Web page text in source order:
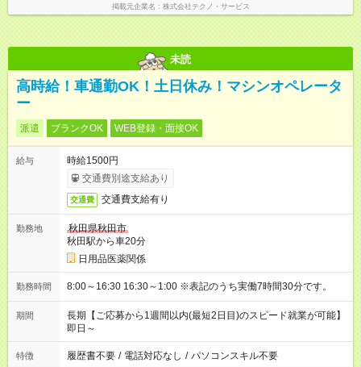
掲載元企業名 株式会社テクノ・サービス
未読
高時給！車通勤OK！土日休み！マシンオペレータ
ー
派遣 ブランクOK WEB登録・面接OK
給与
時給1500円
交通費別途支給あり
交通費 交通費支給有り
勤務地
秋田県秋田市
秋田駅から車20分
日用品医薬関係
勤務時間 8:00～16:30 16:30～1:00 ※表記のうち実働7時間30分です。
期間
長期【ご応募から1週間以内(最短2日目)のスピード就業が可能】
即日～
特徴 履歴書不要 / 電話対応なし / パソコンスキル不要